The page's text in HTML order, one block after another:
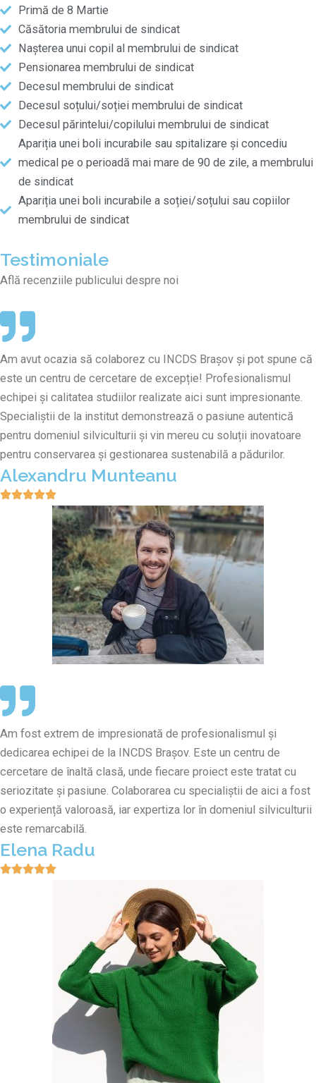
Primă de 8 Martie
Căsătoria membrului de sindicat
Nașterea unui copil al membrului de sindicat
Pensionarea membrului de sindicat
Decesul membrului de sindicat
Decesul soțului/soției membrului de sindicat
Decesul părintelui/copilului membrului de sindicat
Apariția unei boli incurabile sau spitalizare și concediu
medical pe o perioadă mai mare de 90 de zile, a membrului
de sindicat
Apariția unei boli incurabile a soției/soțului sau copiilor
membrului de sindicat
Testimoniale
Află recenziile publicului despre noi
Am avut ocazia să colaborez cu INCDS Brașov și pot spune că
este un centru de cercetare de excepție! Profesionalismul
echipei și calitatea studiilor realizate aici sunt impresionante.
Specialiștii de la institut demonstrează o pasiune autentică
pentru domeniul silviculturii și vin mereu cu soluții inovatoare
pentru conservarea și gestionarea sustenabilă a pădurilor.
Alexandru Munteanu
Am fost extrem de impresionată de profesionalismul și
dedicarea echipei de la INCDS Brașov. Este un centru de
cercetare de înaltă clasă, unde fiecare proiect este tratat cu
seriozitate și pasiune. Colaborarea cu specialiștii de aici a fost
o experiență valoroasă, iar expertiza lor în domeniul silviculturii
este remarcabilă.
Elena Radu